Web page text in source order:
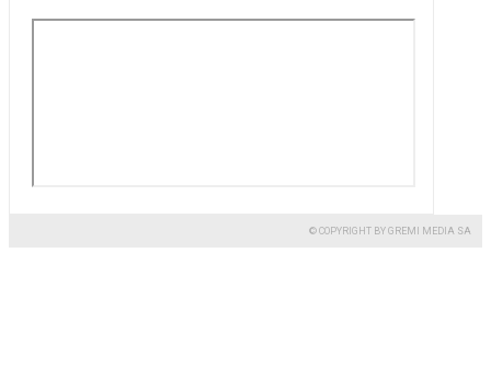
© COPYRIGHT BY GREMI MEDIA SA